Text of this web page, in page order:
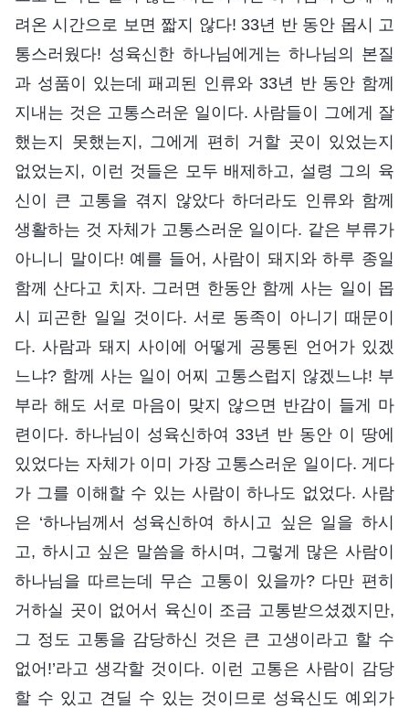
려온 시간으로 보면 짧지 않다! 33년 반 동안 몹시 고
통스러웠다! 성육신한 하나님에게는 하나님의 본질
과 성품이 있는데 패괴된 인류와 33년 반 동안 함께
지내는 것은 고통스러운 일이다. 사람들이 그에게 잘
했는지 못했는지, 그에게 편히 거할 곳이 있었는지
없었는지, 이런 것들은 모두 배제하고, 설령 그의 육
신이 큰 고통을 겪지 않았다 하더라도 인류와 함께
생활하는 것 자체가 고통스러운 일이다. 같은 부류가
아니니 말이다! 예를 들어, 사람이 돼지와 하루 종일
함께 산다고 치자. 그러면 한동안 함께 사는 일이 몹
시 피곤한 일일 것이다. 서로 동족이 아니기 때문이
다. 사람과 돼지 사이에 어떻게 공통된 언어가 있겠
느냐? 함께 사는 일이 어찌 고통스럽지 않겠느냐! 부
부라 해도 서로 마음이 맞지 않으면 반감이 들게 마
련이다. 하나님이 성육신하여 33년 반 동안 이 땅에
있었다는 자체가 이미 가장 고통스러운 일이다. 게다
가 그를 이해할 수 있는 사람이 하나도 없었다. 사람
은 ‘하나님께서 성육신하여 하시고 싶은 일을 하시
고, 하시고 싶은 말씀을 하시며, 그렇게 많은 사람이
하나님을 따르는데 무슨 고통이 있을까? 다만 편히
거하실 곳이 없어서 육신이 조금 고통받으셨겠지만,
그 정도 고통을 감당하신 것은 큰 고생이라고 할 수
없어!’라고 생각할 것이다. 이런 고통은 사람이 감당
할 수 있고 견딜 수 있는 것이므로 성육신도 예외가